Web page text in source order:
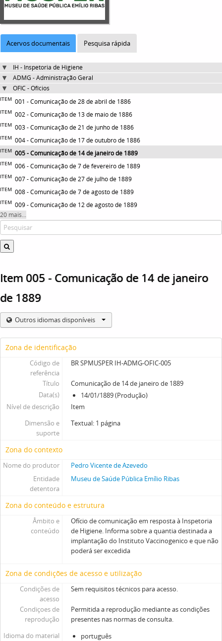
Acervos documentais Pesquisa rápida
IH - Inspetoria de Higiene
ADMG - Administração Geral
OFIC - Ofícios
ITEM 001 - Comunicação de 28 de abril de 1886
ITEM 002 - Comunicação de 13 de maio de 1886
ITEM 003 - Comunicação de 21 de junho de 1886
ITEM 004 - Comunicação de 17 de outubro de 1886
ITEM 005 - Comunicação de 14 de janeiro de 1889
ITEM 006 - Comunicação de 7 de fevereiro de 1889
ITEM 007 - Comunicação de 27 de julho de 1889
ITEM 008 - Comunicação de 7 de agosto de 1889
ITEM 009 - Comunicação de 12 de agosto de 1889
20 mais...
Item 005 - Comunicação de 14 de janeiro
de 1889
Outros idiomas disponíveis
Zona de identificação
Código de
referência
BR SPMUSPER IH-ADMG-OFIC-005
Título
Comunicação de 14 de janeiro de 1889
Data(s)
14/01/1889 (Produção)
Nível de descrição
Item
Dimensão e
suporte
Textual: 1 página
Zona do contexto
Nome do produtor
Pedro Vicente de Azevedo
Entidade
detentora
Museu de Saúde Pública Emílio Ribas
Zona do conteúdo e estrutura
Âmbito e
conteúdo
Ofício de comunicação em resposta à Inspetoria
de Higiene. Informa sobre a quantia destinada a
implantação do Instituto Vaccinogenico e que não
poderá ser excedida
Zona de condições de acesso e utilização
Condições de
acesso
Sem requisitos técnicos para acesso.
Condiçoes de
reprodução
Permitida a reprodução mediante as condições
presentes nas normas de consulta.
Idioma do material
português